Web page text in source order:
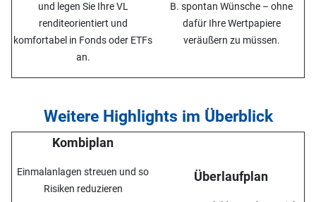
und legen Sie Ihre VL
renditeorientiert und
komfortabel in Fonds oder ETFs
an.
B. spontan Wünsche – ohne
dafür Ihre Wertpapiere
veräußern zu müssen.
Weitere Highlights im Überblick
Kombiplan
Einmalanlagen streuen und so
Risiken reduzieren
Überlaufplan